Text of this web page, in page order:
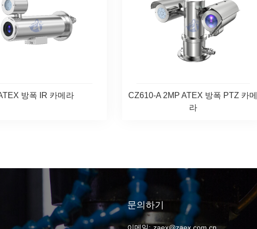
방폭 IR 카메라
CZ610-A 2MP ATEX 방폭 PTZ 카메
라
문의하기
이메일: zaex@zaex.com.cn